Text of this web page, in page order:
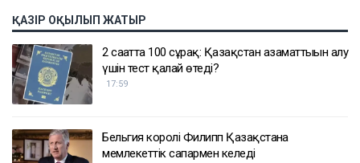
ҚАЗІР ОҚЫЛЫП ЖАТЫР
2 сағатта 100 сұрақ: Қазақстан азаматтығын алу
үшін тест қалай өтеді?
17:59
Бельгия королі Филипп Қазақстанға
мемлекеттік сапармен келеді